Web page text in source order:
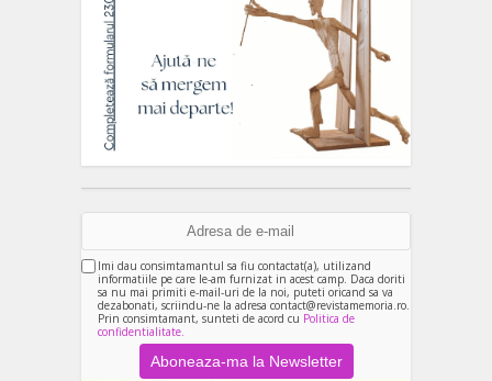
Imi dau consimtamantul sa fiu contactat(a), utilizand
informatiile pe care le-am furnizat in acest camp. Daca doriti
sa nu mai primiti e-mail-uri de la noi, puteti oricand sa va
dezabonati, scriindu-ne la adresa contact@revistamemoria.ro.
Prin consimtamant, sunteti de acord cu Politica de
confidentialitate.